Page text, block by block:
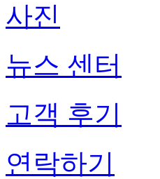
사진
뉴스 센터
고객 후기
연락하기